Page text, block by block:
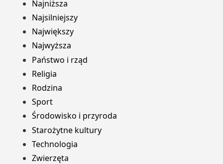
Najniższa
Najsilniejszy
Największy
Najwyższa
Państwo i rząd
Religia
Rodzina
Sport
Środowisko i przyroda
Starożytne kultury
Technologia
Zwierzęta